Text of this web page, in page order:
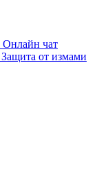
Онлайн чат
Защита от измами